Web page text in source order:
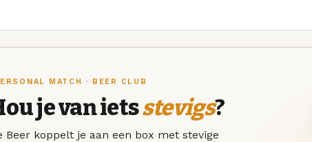
MATCH · BEER CLUB
je van ietsstevigs?
Beer koppelt je aan een box met stevige